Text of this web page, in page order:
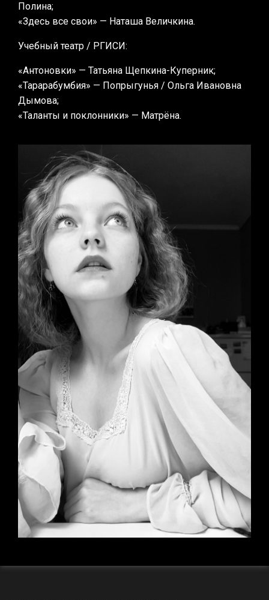
Полина;
«Здесь все свои» — Наташа Величкина.
Учебный театр / РГИСИ:
«Антоновки» — Татьяна Щепкина-Куперник;
«Тарарабумбия» — Попрыгунья / Ольга Ивановна
Дымова;
«Таланты и поклонники» — Матрёна.